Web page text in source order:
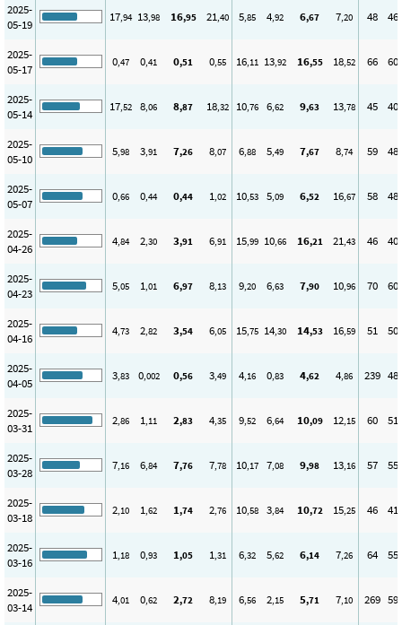
2025-
05-19
17,94 13,98 16,95 21,40 5,85 4,92 6,67 7,20 48 46
2025-
05-17
0,47 0,41 0,51 0,55 16,11 13,92 16,55 18,52 66 60
2025-
05-14
17,52 8,06 8,87 18,32 10,76 6,62 9,63 13,78 45 40
2025-
05-10
5,98 3,91 7,26 8,07 6,88 5,49 7,67 8,74 59 48
2025-
05-07
0,66 0,44 0,44 1,02 10,53 5,09 6,52 16,67 58 48
2025-
04-26
4,84 2,30 3,91 6,91 15,99 10,66 16,21 21,43 46 40
2025-
04-23
5,05 1,01 6,97 8,13 9,20 6,63 7,90 10,96 70 60
2025-
04-16
4,73 2,82 3,54 6,05 15,75 14,30 14,53 16,59 51 50
2025-
04-05
3,83 0,002 0,56 3,49 4,16 0,83 4,62 4,86 239 48
2025-
03-31
2,86 1,11 2,83 4,35 9,52 6,64 10,09 12,15 60 51
2025-
03-28
7,16 6,84 7,76 7,78 10,17 7,08 9,98 13,16 57 55
2025-
03-18
2,10 1,62 1,74 2,76 10,58 3,84 10,72 15,25 46 41
2025-
03-16
1,18 0,93 1,05 1,31 6,32 5,62 6,14 7,26 64 55
2025-
03-14
4,01 0,62 2,72 8,19 6,56 2,15 5,71 7,10 269 59